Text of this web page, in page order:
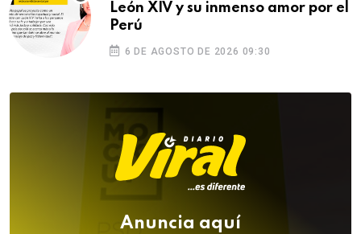
León XIV y su inmenso amor por el
Perú
6 DE AGOSTO DE 2026 09:30
Anuncia aquí